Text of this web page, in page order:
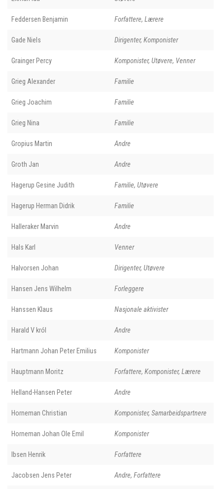
Feddersen Benjamin Forfattere, Lærere
Gade Niels Dirigenter, Komponister
Grainger Percy Komponister, Utøvere, Venner
Grieg Alexander Familie
Grieg Joachim Familie
Grieg Nina Familie
Gropius Martin Andre
Groth Jan Andre
Hagerup Gesine Judith Familie, Utøvere
Hagerup Herman Didrik Familie
Halleraker Marvin Andre
Hals Karl Venner
Halvorsen Johan Dirigenter, Utøvere
Hansen Jens Wilhelm Forleggere
Hanssen Klaus Nasjonale aktivister
Harald V król Andre
Hartmann Johan Peter Emilius Komponister
Hauptmann Moritz Forfattere, Komponister, Lærere
Helland-Hansen Peter Andre
Horneman Christian Komponister, Samarbeidspartnere
Horneman Johan Ole Emil Komponister
Ibsen Henrik Forfattere
Jacobsen Jens Peter Andre, Forfattere